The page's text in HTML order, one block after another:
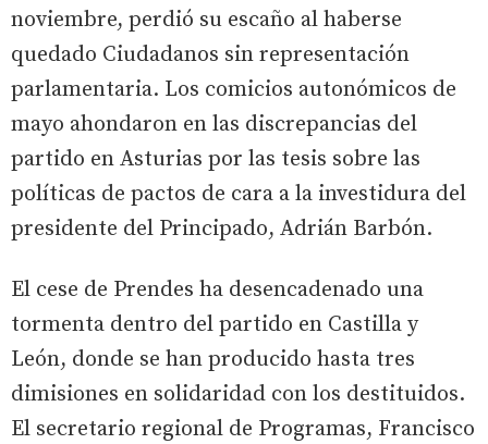
noviembre, perdió su escaño al haberse
quedado Ciudadanos sin representación
parlamentaria. Los comicios autonómicos de
mayo ahondaron en las discrepancias del
partido en Asturias por las tesis sobre las
políticas de pactos de cara a la investidura del
presidente del Principado, Adrián Barbón.
El cese de Prendes ha desencadenado una
tormenta dentro del partido en Castilla y
León, donde se han producido hasta tres
dimisiones en solidaridad con los destituidos.
El secretario regional de Programas, Francisco